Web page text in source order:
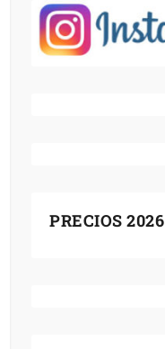
PRECIOS 2026